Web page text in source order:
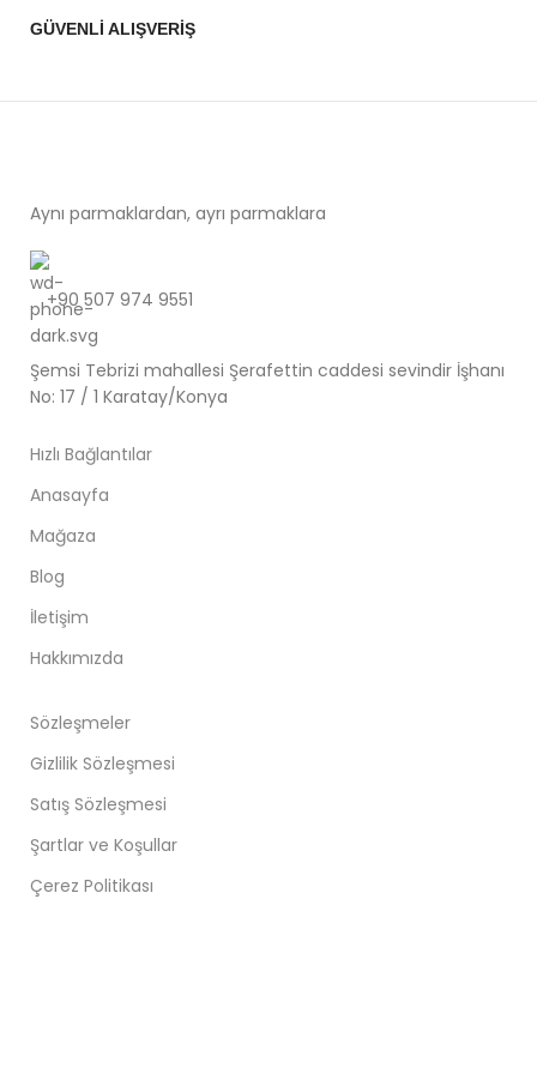
GÜVENLİ ALIŞVERİŞ
Aynı parmaklardan, ayrı parmaklara
+90 507 974 9551
Şemsi Tebrizi mahallesi Şerafettin caddesi sevindir İşhanı
No: 17 / 1 Karatay/Konya
Hızlı Bağlantılar
Anasayfa
Mağaza
Blog
İletişim
Hakkımızda
Sözleşmeler
Gizlilik Sözleşmesi
Satış Sözleşmesi
Şartlar ve Koşullar
Çerez Politikası